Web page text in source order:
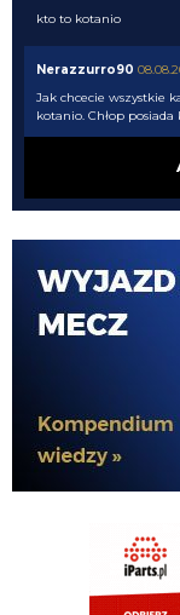
kto to kotanio
Nerazzurro90
Jak chcecie wszystkie
kotanio. Chłop
07.08.2026
jaszczomb
ale masz zayebiscie
Uki1982 07.08.2026 22:45
Nie trzeba promocji
Bierzmy go, nic
07.08.2026
Cancelo wrócił do Al